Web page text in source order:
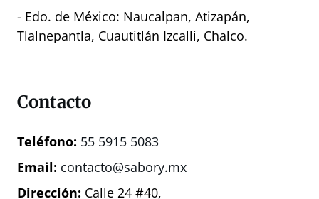
- Edo. de México: Naucalpan, Atizapán,
Tlalnepantla, Cuautitlán Izcalli, Chalco.
Contacto
Teléfono: 55 5915 5083
Email: contacto@sabory.mx
Dirección: Calle 24 #40,